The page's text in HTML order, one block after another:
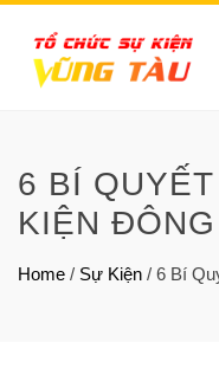
6 BÍ
KIỆN
Home / Sự Kiện / 6 Bí